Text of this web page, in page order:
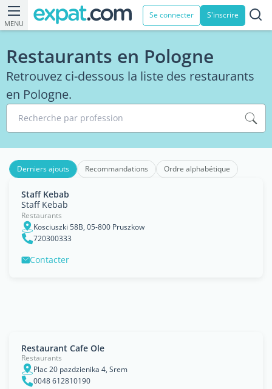
MENU
Se connecter S'inscrire
Restaurants en Pologne
Retrouvez ci-dessous la liste des restaurants
en Pologne.
Recherche par profession
Derniers ajouts Recommandations Ordre alphabétique
Staff Kebab
Staff Kebab
Restaurants
Kosciuszki 58B, 05-800 Pruszkow
720300333
Contacter
Restaurant Cafe Ole
Restaurants
Plac 20 pazdzienika 4, Srem
0048 612810190